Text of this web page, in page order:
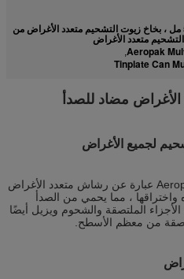
بخاخ تشحيم متعدد الأغراض 500 مل ، بخاخ زيوت التشحيم متعدد الأغراض من
Aeropak
,
Tinplate Can
مضاد للصدأ
لجميع الأغراض
رذاذ التشحيم متعدد الأغراض من Aeropak عبارة عن رشاش متعدد الأغراض
واختراقها ، مما يحمي من الصدأ
الملتصقة والشحوم ويزيل أيضًا
من معظم الأسطح.